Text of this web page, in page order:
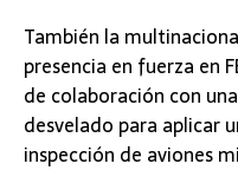
También la
presencia en fuerza en
de colaboración con
desvelado para aplicar
inspección de aviones